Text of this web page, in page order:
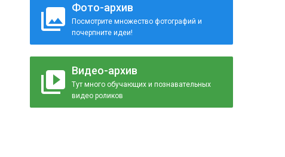
Фото-архив
Посмотрите множество фотографий и
почерпните идеи!
Видео-архив
Тут много обучающих и познавательных
видео роликов